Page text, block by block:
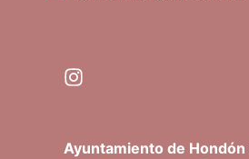
Ayuntamiento de Hondón